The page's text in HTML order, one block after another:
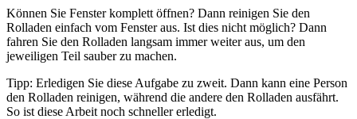
Können Sie Fenster komplett öffnen? Dann reinigen Sie den
Rolladen einfach vom Fenster aus. Ist dies nicht möglich? Dann
fahren Sie den Rolladen langsam immer weiter aus, um den
jeweiligen Teil sauber zu machen.
Tipp: Erledigen Sie diese Aufgabe zu zweit. Dann kann eine Person
den Rolladen reinigen, während die andere den Rolladen ausfährt.
So ist diese Arbeit noch schneller erledigt.